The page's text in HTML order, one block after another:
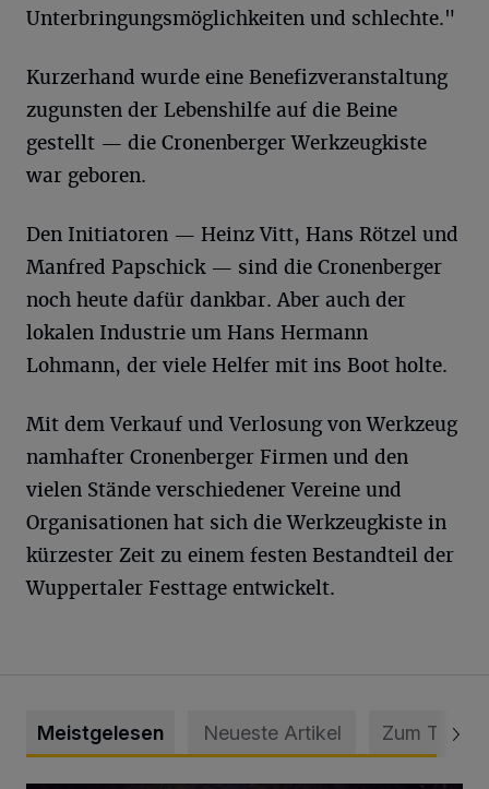
Unterbringungsmöglichkeiten und schlechte."
Kurzerhand wurde eine Benefizveranstaltung
zugunsten der Lebenshilfe auf die Beine
gestellt — die Cronenberger Werkzeugkiste
war geboren.
Den Initiatoren — Heinz Vitt, Hans Rötzel und
Manfred Papschick — sind die Cronenberger
noch heute dafür dankbar. Aber auch der
lokalen Industrie um Hans Hermann
Lohmann, der viele Helfer mit ins Boot holte.
Mit dem Verkauf und Verlosung von Werkzeug
namhafter Cronenberger Firmen und den
vielen Stände verschiedener Vereine und
Organisationen hat sich die Werkzeugkiste in
kürzester Zeit zu einem festen Bestandteil der
Wuppertaler Festtage entwickelt.
Meistgelesen Neueste Artikel Zum Thema